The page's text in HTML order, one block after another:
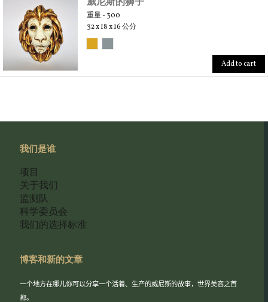
重量 - 300
32 x 18 x 16 公分
Add to cart
我们是谁
项目
关于我们
监测队
科学委员会
我们的选择标准
博客和新的文章
一个地方在哪儿你可以分享一个活着、生产的威尼斯的故事，世界美容之首
都。